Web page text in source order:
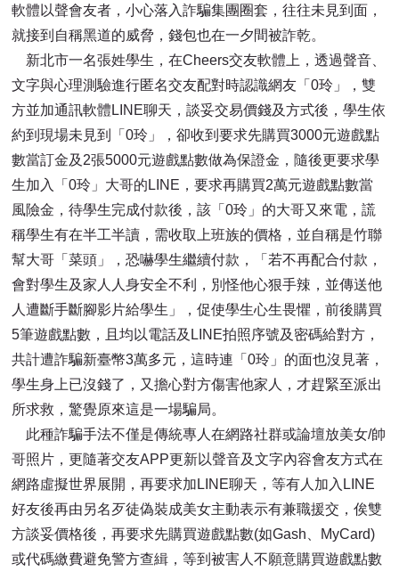
軟體以聲會友者，小心落入詐騙集團圈套，往往未見到面，
就接到自稱黑道的威脅，錢包也在一夕間被詐乾。
新北市一名張姓學生，在Cheers交友軟體上，透過聲音、
文字與心理測驗進行匿名交友配對時認識網友「0玲」，雙
方並加通訊軟體LINE聊天，談妥交易價錢及方式後，學生依
約到現場未見到「0玲」，卻收到要求先購買3000元遊戲點
數當訂金及2張5000元遊戲點數做為保證金，隨後更要求學
生加入「0玲」大哥的LINE，要求再購買2萬元遊戲點數當
風險金，待學生完成付款後，該「0玲」的大哥又來電，謊
稱學生有在半工半讀，需收取上班族的價格，並自稱是竹聯
幫大哥「菜頭」，恐嚇學生繼續付款，「若不再配合付款，
會對學生及家人人身安全不利，別怪他心狠手辣，並傳送他
人遭斷手斷腳影片給學生」，促使學生心生畏懼，前後購買
5筆遊戲點數，且均以電話及LINE拍照序號及密碼給對方，
共計遭詐騙新臺幣3萬多元，這時連「0玲」的面也沒見著，
學生身上已沒錢了，又擔心對方傷害他家人，才趕緊至派出
所求救，驚覺原來這是一場騙局。
此種詐騙手法不僅是傳統專人在網路社群或論壇放美女/帥
哥照片，更隨著交友APP更新以聲音及文字內容會友方式在
網路虛擬世界展開，再要求加LINE聊天，等有人加入LINE
好友後再由另名歹徒偽裝成美女主動表示有兼職援交，俟雙
方談妥價格後，再要求先購買遊戲點數(如Gash、MyCard)
或代碼繳費避免警方查緝，等到被害人不願意購買遊戲點數